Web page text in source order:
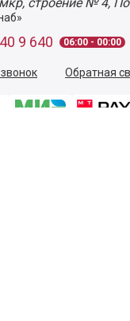
9 640 06:00 - 00:00
Обратная